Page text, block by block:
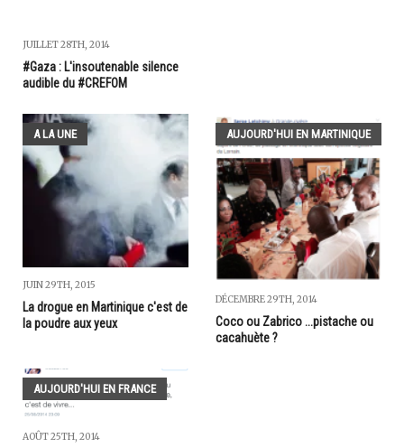
JUILLET 28TH, 2014
#Gaza : L'insoutenable silence
audible du #CREFOM
A LA UNE
JUIN 29TH, 2015
La drogue en Martinique c'est de
la poudre aux yeux
AUJOURD'HUI EN MARTINIQUE
DÉCEMBRE 29TH, 2014
Coco ou Zabrico ...pistache ou
cacahuète ?
AUJOURD'HUI EN FRANCE
AOÛT 25TH, 2014